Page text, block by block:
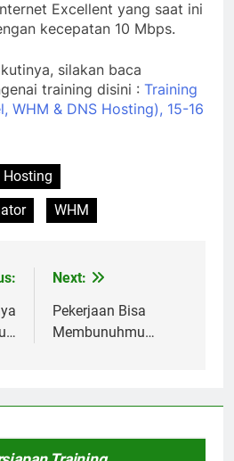
Excellent yang saat ini
kecepatan 10 Mbps.
silakan baca
training disini : Training
WHM & DNS Hosting), 15-16
Hosting
WHM
Next:
Pekerjaan Bisa
Membunuhmu…